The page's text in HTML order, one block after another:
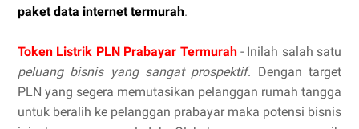
paket data internet termurah.
Token Listrik PLN Prabayar Termurah- Inilah salah satu
peluang bisnis yang sangat prospektif. Dengan target
PLN yang segera memutasikan pelanggan rumah tangga
untuk beralih ke pelanggan prabayar maka potensi bisnis